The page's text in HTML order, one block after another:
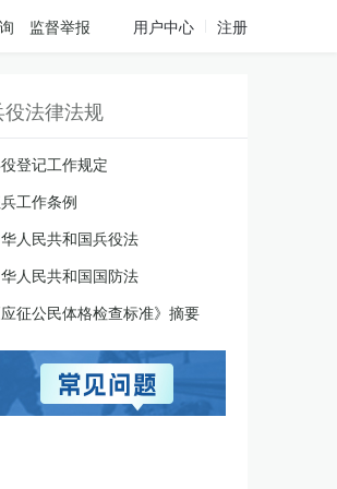
监督举报 用户中心 注册
役法律法规
登记工作规定
工作条例
人民共和国兵役法
人民共和国国防法
应征公民体格检查标准》摘要